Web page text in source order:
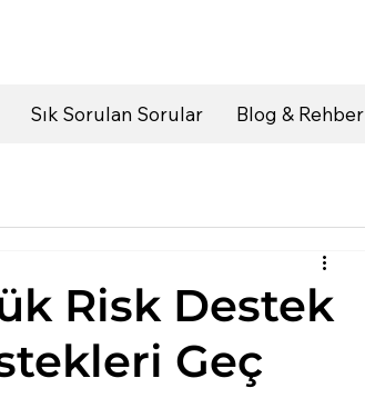
Sık Sorulan Sorular Blog & Rehber
Risk Destek
Geç